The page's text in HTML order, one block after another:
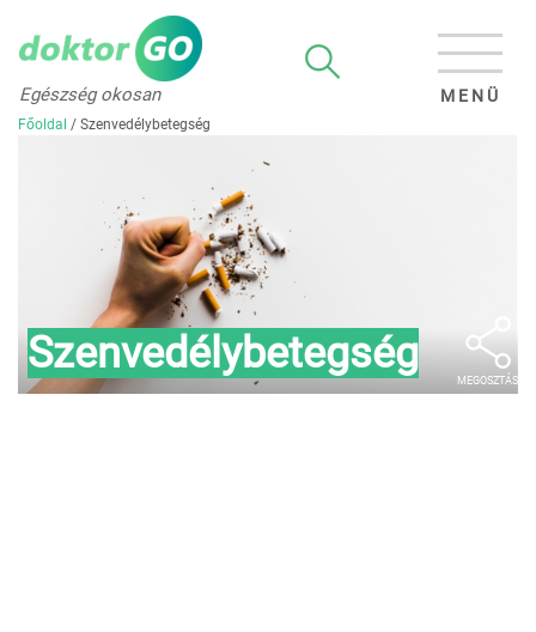
Egészség okosan MENÜ
Főoldal / Szenvedélybetegség
Szenvedélybetegség
MEGOSZTÁS